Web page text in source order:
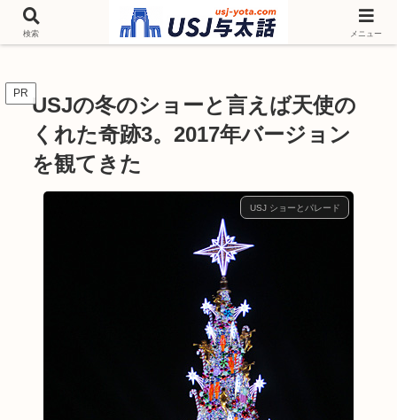
チケットやシーズンイベント ニンテンドーワールド アトラクションなどユニ
バを歩いて情報収集しています
PR USJの冬のショーと言えば天使の
くれた奇跡3。2017年バージョン
を観てきた
USJ ショーとパレード
検索 メニュー